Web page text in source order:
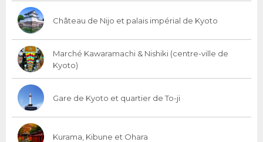
Château de Nijo et palais impérial de Kyoto
Marché Kawaramachi & Nishiki (centre-ville de
Kyoto)
Gare de Kyoto et quartier de To-ji
Kurama, Kibune et Ohara